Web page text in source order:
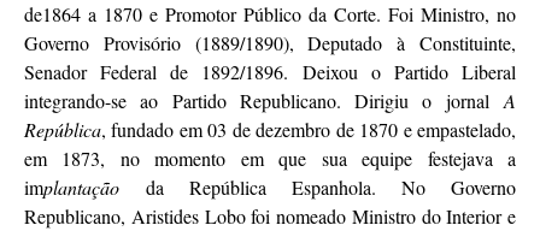
de1864 a 1870 e Promotor Público da Corte. Foi Ministro, no
Governo Provisório (1889/1890), Deputado à Constituinte,
Senador Federal de 1892/1896. Deixou o Partido Liberal
integrando-se ao Partido Republicano. Dirigiu o jornal A
República, fundado em 03 de dezembro de 1870 e empastelado,
em 1873, no momento em que sua equipe festejava a
implantação da República Espanhola. No Governo
Republicano, Aristides Lobo foi nomeado Ministro do Interior e